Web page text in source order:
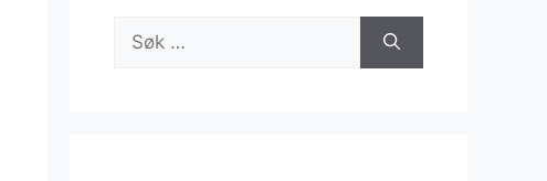
Søk
etter: